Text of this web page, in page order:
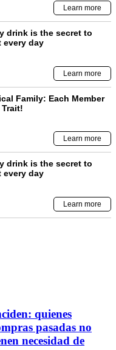
quienes
pasadas no
necesidad de